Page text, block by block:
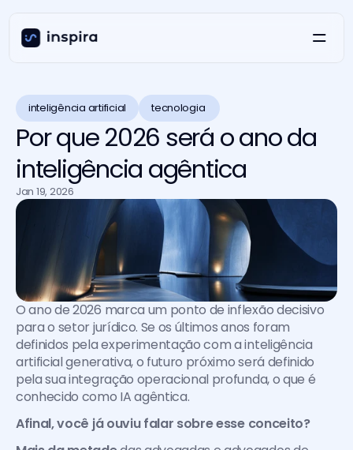
inteligência artificial tecnologia
Por que 2026 será o ano da
inteligência agêntica
Jan 19, 2026
O ano de 2026 marca um ponto de inflexão decisivo
para o setor jurídico. Se os últimos anos foram
definidos pela experimentação com a inteligência
artificial generativa, o futuro próximo será definido
pela sua integração operacional profunda, o que é
conhecido como IA agêntica.
Afinal, você já ouviu falar sobre esse conceito?